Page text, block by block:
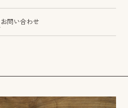
お問い合わせ